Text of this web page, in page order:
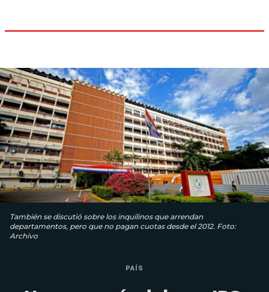
También se discutió sobre los inquilinos que arrendan
departamentos, pero que no pagan cuotas desde el 2012. Foto:
Archivo
PAÍS